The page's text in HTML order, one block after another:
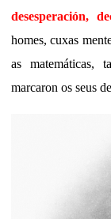
desesperación,
homes, cuxas
as matemáticas,
marcaron os seus